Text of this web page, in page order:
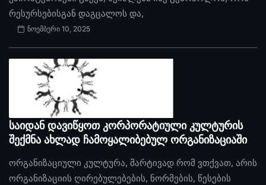
რესურსებისგან დაგცალოს და,
ნოემბერი 10, 2025
საიდან დავიწყოთ კორპორატიული კულტურის
შექმნა ახლად ჩამოყალიბებულ ორგანიზაციაში
ორგანიზაციული კულტურა, მარტივად რომ ვთქვათ, არის
ორგანიზაციის ღირებულებების, ნორმების, წესების